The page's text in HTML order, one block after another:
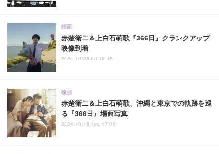
赤楚衛二＆上白石萌歌『366日』クランクアップ
映像到着
映画
2024.10.25 Fri 16:45
赤楚衛二＆上白石萌歌、沖縄と東京での軌跡を巡
る『366日』場面写真
映画
2024.10.15 Tue 17:00